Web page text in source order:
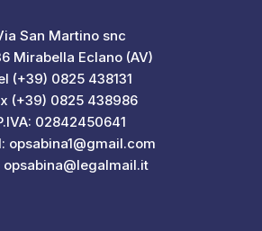
San Martino snc
Mirabella Eclano (AV)
(+39) 0825 438131
(+39) 0825 438986
02842450641
opsabina1@gmail.com
opsabina@legalmail.it